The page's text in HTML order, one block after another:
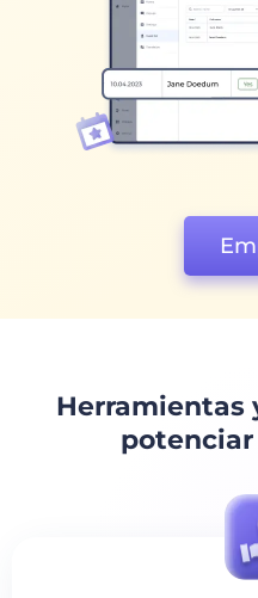
Herramientas